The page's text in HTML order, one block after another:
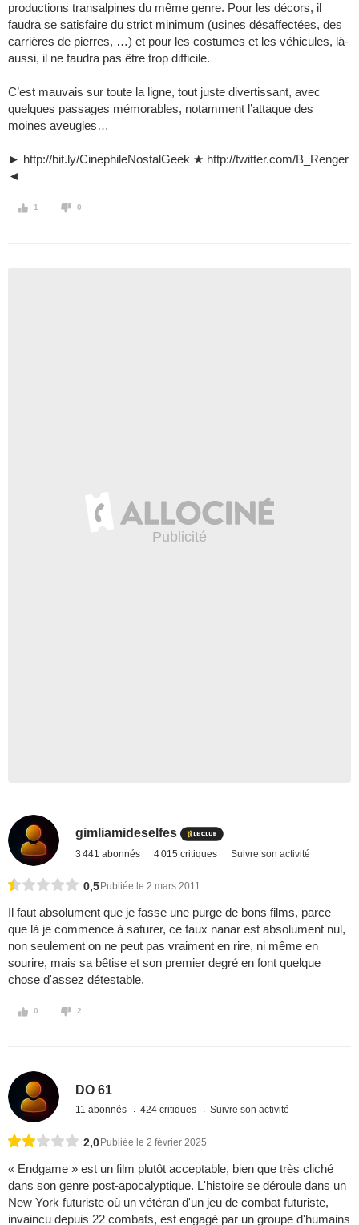
productions transalpines du même genre. Pour les décors, il
faudra se satisfaire du strict minimum (usines désaffectées, des
carrières de pierres, …) et pour les costumes et les véhicules, là-
aussi, il ne faudra pas être trop difficile.
C’est mauvais sur toute la ligne, tout juste divertissant, avec
quelques passages mémorables, notamment l’attaque des
moines aveugles…
► http://bit.ly/CinephileNostalGeek ★ http://twitter.com/B_Renger
◄
1 0
gimliamideselfes
3 441 abonnés 4 015 critiques Suivre son activité
0,5 Publiée le 2 mars 2011
Il faut absolument que je fasse une purge de bons films, parce
que là je commence à saturer, ce faux nanar est absolument nul,
non seulement on ne peut pas vraiment en rire, ni même en
sourire, mais sa bêtise et son premier degré en font quelque
chose d'assez détestable.
0 2
DO 61
11 abonnés 424 critiques Suivre son activité
2,0 Publiée le 2 février 2025
« Endgame » est un film plutôt acceptable, bien que très cliché
dans son genre post-apocalyptique. L'histoire se déroule dans un
New York futuriste où un vétéran d'un jeu de combat futuriste,
invaincu depuis 22 combats, est engagé par un groupe d'humains